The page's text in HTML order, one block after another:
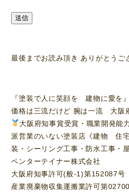
送信
最後までお読み頂き ありがとうご
『塗装で人に笑顔を 建物に愛を』
価格は三流だけど 腕は一流 大阪
大阪府知事賞受賞・職業開発能
派営業のいない塗装店《建物 住
装・シーリング工事・防水工事・
ペンターテイナー株式会社
大阪府知事許可(般-1)第152087号
産業廃棄物収集運搬業許可第